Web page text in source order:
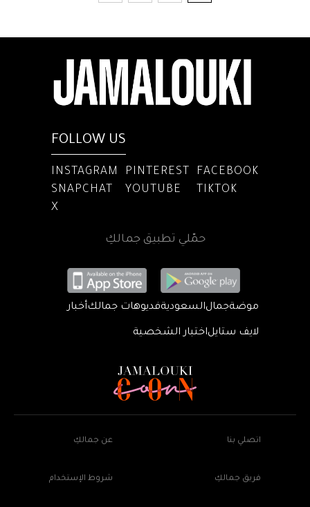
FOLLOW US
INSTAGRAM PINTEREST
FACEBOOK
SNAPCHAT
YOUTUBE
TIKTOK
X
حمّلي تطبيق جمالكِ
موضةجمالالسعوديةفديوهات جمالكأخبار
لايف ستايلاختبار الشخصية
اتصلي بنا عن جمالكِ
فريق جمالكِ شروط الإستخدام